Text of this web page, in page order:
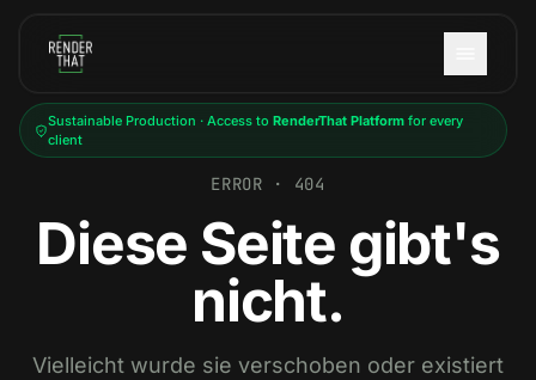
Sustainable Production · Access to RenderThat Platformfor every
client
ERROR · 404
Diese Seite gibt's
nicht.
Vielleicht wurde sie verschoben oder existiert